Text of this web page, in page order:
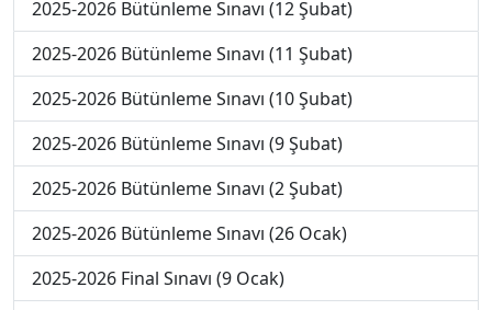
2025-2026 Bütünleme Sınavı (12 Şubat)
2025-2026 Bütünleme Sınavı (11 Şubat)
2025-2026 Bütünleme Sınavı (10 Şubat)
2025-2026 Bütünleme Sınavı (9 Şubat)
2025-2026 Bütünleme Sınavı (2 Şubat)
2025-2026 Bütünleme Sınavı (26 Ocak)
2025-2026 Final Sınavı (9 Ocak)